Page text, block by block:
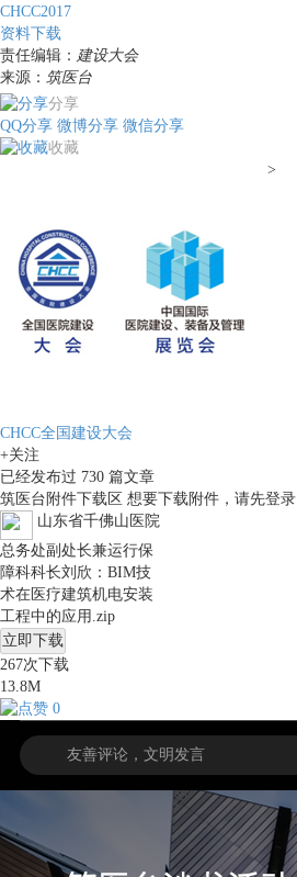
CHCC2017
资料下载
责任编辑： 建设大会
来源： 筑医台
分享
QQ分享 微博分享 微信分享
收藏
>
CHCC全国建设大会
+关注
已经发布过 730 篇文章
筑医台附件下载区 想要下载附件，请先登录
山东省千佛山医院
总务处副处长兼运行保
障科科长刘欣：BIM技
术在医疗建筑机电安装
工程中的应用.zip
立即下载
267次下载
13.8M
0